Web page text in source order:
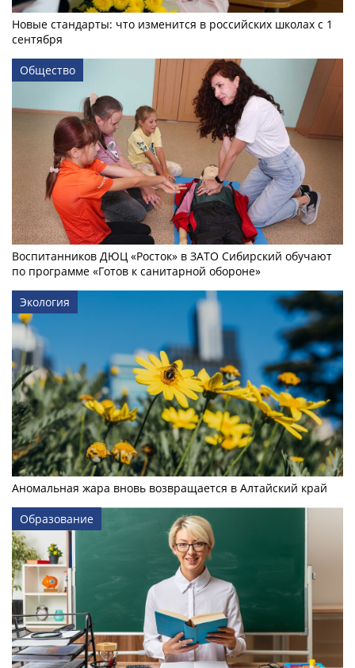
Новые стандарты: что изменится в российских школах с 1
сентября
Общество
Воспитанников ДЮЦ «Росток» в ЗАТО Сибирский обучают
по программе «Готов к санитарной обороне»
Экология
Аномальная жара вновь возвращается в Алтайский край
Образование